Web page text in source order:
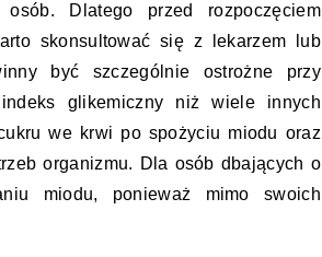
Dlatego przed rozpoczęciem
skonsultować się z lekarzem lub
być szczególnie ostrożne przy
glikemiczny niż wiele innych
we krwi po spożyciu miodu oraz
organizmu. Dla osób dbających o
miodu, ponieważ mimo swoich